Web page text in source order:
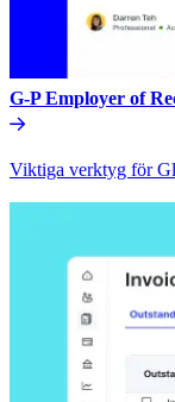
G-P Employer of
Viktiga verktyg för